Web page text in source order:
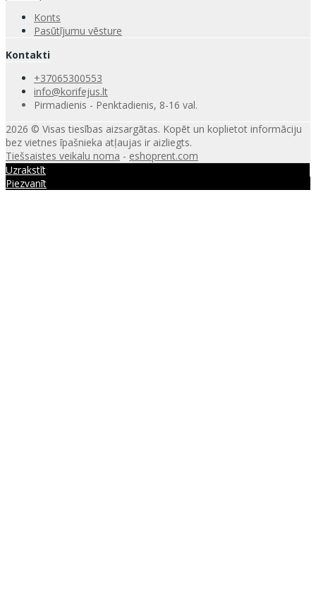
Konts
Pasūtījumu vēsture
Kontakti
+37065300553
info@korifejus.lt
Pirmadienis - Penktadienis, 8-16 val.
2026 © Visas tiesības aizsargātas. Kopēt un koplietot informāciju
bez vietnes īpašnieka atļaujas ir aizliegts.
Tiešsaistes veikalu noma - eshoprent.com
Uzrakstīt
Piezvanīt